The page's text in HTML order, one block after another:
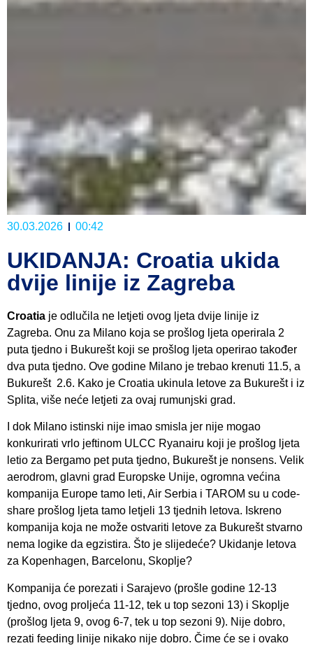
30.03.2026 00:42
UKIDANJA: Croatia ukida
dvije linije iz Zagreba
Croatia je odlučila ne letjeti ovog ljeta dvije linije iz
Zagreba. Onu za Milano koja se prošlog ljeta operirala 2
puta tjedno i Bukurešt koji se prošlog ljeta operirao također
dva puta tjedno. Ove godine Milano je trebao krenuti 11.5, a
Bukurešt 2.6. Kako je Croatia ukinula letove za Bukurešt i iz
Splita, više neće letjeti za ovaj rumunjski grad.
I dok Milano istinski nije imao smisla jer nije mogao
konkurirati vrlo jeftinom ULCC Ryanairu koji je prošlog ljeta
letio za Bergamo pet puta tjedno, Bukurešt je nonsens. Velik
aerodrom, glavni grad Europske Unije, ogromna većina
kompanija Europe tamo leti, Air Serbia i TAROM su u code-
share prošlog ljeta tamo letjeli 13 tjednih letova. Iskreno
kompanija koja ne može ostvariti letove za Bukurešt stvarno
nema logike da egzistira. Što je slijedeće? Ukidanje letova
za Kopenhagen, Barcelonu, Skoplje?
Kompanija će porezati i Sarajevo (prošle godine 12-13
tjedno, ovog proljeća 11-12, tek u top sezoni 13) i Skoplje
(prošlog ljeta 9, ovog 6-7, tek u top sezoni 9). Nije dobro,
rezati feeding linije nikako nije dobro. Čime će se i ovako